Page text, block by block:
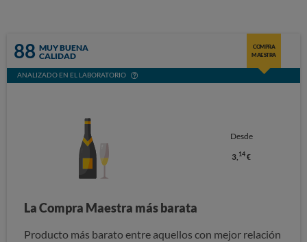
88 MUY BUENA
CALIDAD
COMPRA
MAESTRA
ANALIZADO EN EL LABORATORIO
Desde
3, 14 €
La Compra Maestra más barata
Producto más barato entre aquellos con mejor relación